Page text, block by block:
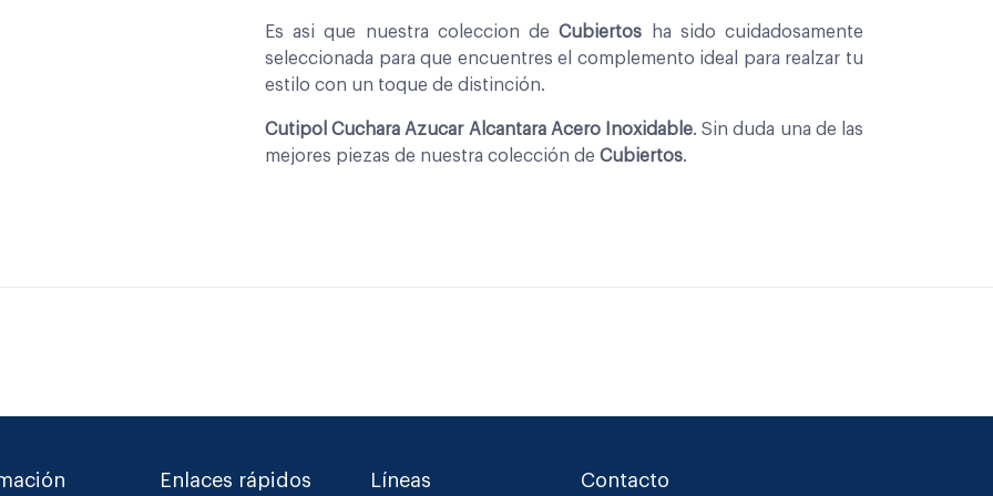
Es asi que nuestra coleccion deCubiertos ha sido cuidadosamente
seleccionada para que encuentres el complemento ideal para realzar tu
estilo con un toque de distinción.
Cutipol Cuchara Azucar Alcantara Acero Inoxidable. Sin duda una de las
mejores piezas de nuestra colección de Cubiertos.
Enlaces rápidos Líneas Contacto